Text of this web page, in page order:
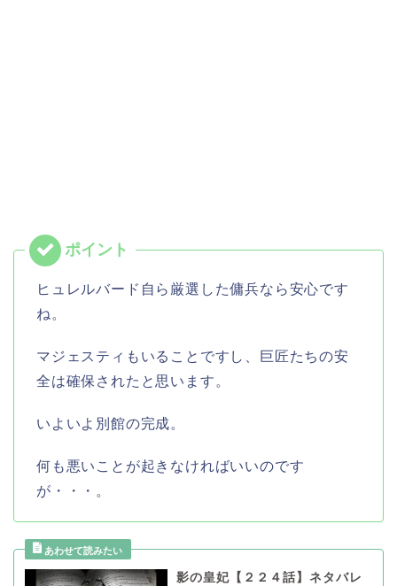
ヒュレルバード自ら厳選した傭兵なら安心です
ね。
マジェスティもいることですし、巨匠たちの安
全は確保されたと思います。
いよいよ別館の完成。
何も悪いことが起きなければいいのです
が・・・。
影の皇妃【２２４話】ネタバレ